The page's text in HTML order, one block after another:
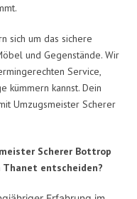
sich um das sichere
und Gegenstände. Wir
Service,
kümmern kannst. Dein
Umzugsmeister Scherer
Scherer Bottrop
Thanet entscheiden?